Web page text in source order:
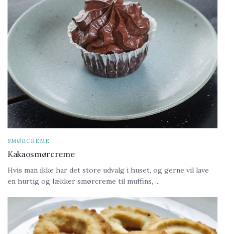
SMØRCREME
Kakaosmørcreme
Hvis man ikke har det store udvalg i huset, og gerne vil lave
en hurtig og lækker smørcreme til muffins, ...